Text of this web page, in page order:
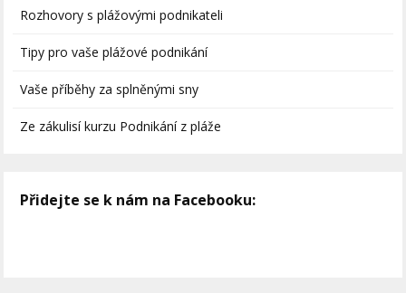
Rozhovory s plážovými podnikateli
Tipy pro vaše plážové podnikání
Vaše příběhy za splněnými sny
Ze zákulisí kurzu Podnikání z pláže
Přidejte se k nám na Facebooku: